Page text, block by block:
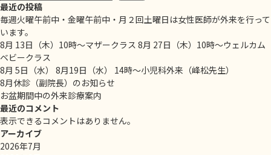
最近の投稿
毎週火曜午前中・金曜午前中・月２回土曜日は女性医師が外来を行って
います。
8月 13日（木）10時～マザークラス 8月 27日（木）10時～ウェルカム
ベビークラス
8月 5日（水） 8月19日（水） 14時～小児科外来（峰松先生）
8月休診（副院長）のお知らせ
お盆期間中の外来診療案内
最近のコメント
表示できるコメントはありません。
アーカイブ
2026年7月